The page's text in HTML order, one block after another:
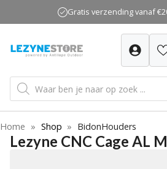
naar
inhoud
Gratis verzending vanaf
Producten
zoeken
Home » Shop » BidonHouders
Lezyne CNC Cage AL